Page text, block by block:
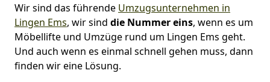
Wir sind das führende Umzugsunternehmen in
Lingen Ems, wir sind die Nummer eins, wenn es um
Möbellifte und Umzüge rund um Lingen Ems geht.
Und auch wenn es einmal schnell gehen muss, dann
finden wir eine Lösung.